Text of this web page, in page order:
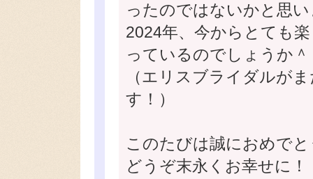
ったのではないかと思
2024年、今からとても
っているのでしょうか＾
（エリスブライダルが
す！）
このたびは誠におめで
どうぞ末永くお幸せに！